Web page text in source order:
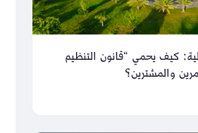
كيف يحمي “قانون التنظيم
والمشترين؟